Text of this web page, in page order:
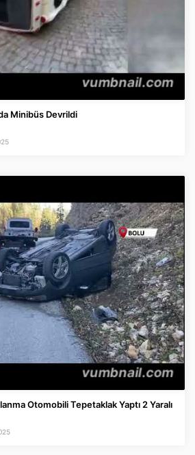
Minibüs Devrildi
Otomobili Tepetaklak Yaptı 2 Yaralı